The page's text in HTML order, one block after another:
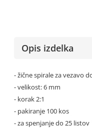
Opis izdelka
- žične spirale za vezavo
- velikost: 6 mm
- korak 2:1
- pakiranje 100 kos
- za spenjanje do 25 listov